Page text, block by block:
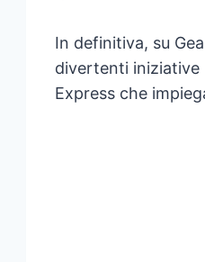
In definitiva, su
divertenti iniziative
Express che